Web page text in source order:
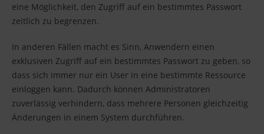
eine Möglichkeit, den Zugriff auf ein bestimmtes Passwort
zeitlich zu begrenzen.
In anderen Fällen macht es Sinn, Anwendern einen
exklusiven Zugriff auf ein bestimmtes Passwort zu geben, so
dass sich immer nur ein User in eine bestimmte Ressource
einloggen kann. Dadurch können Administratoren
zuverlässig verhindern, dass mehrere Personen gleichzeitig
Änderungen in einem System durchführen.